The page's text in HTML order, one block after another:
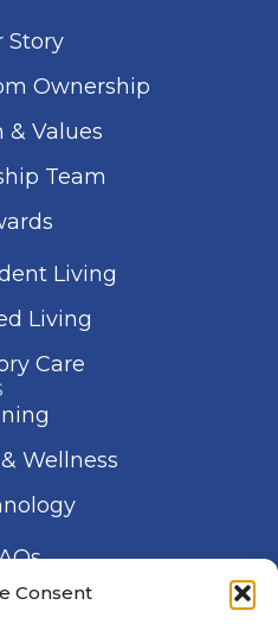
Consent
Story
Ownership
& Values
Team
Living
Living
Care
Wellness